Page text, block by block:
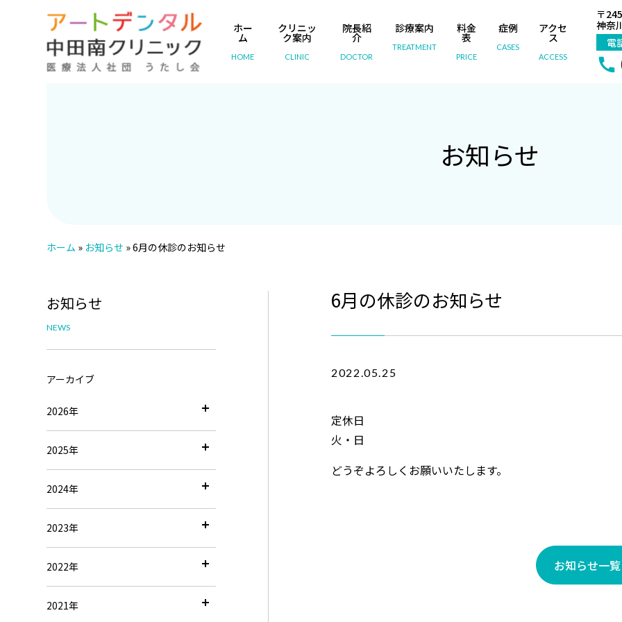
ホー
ム
HOME
クリニッ
ク案内
CLINIC
院長紹
介
DOCTOR
診療案内
TREATMENT
料金
表
PRICE
症例
CASES
アクセ
ス
ACCESS
〒
神奈
電
お知らせ
ホーム » お知らせ »6月の休診のお知らせ
お知らせ
NEWS
アーカイブ
2026年
2025年
2024年
2023年
2022年
2021年
6月の休診のお知らせ
2022.05.25
定休日
火・日
どうぞよろしくお願いいたします。
お知らせ一